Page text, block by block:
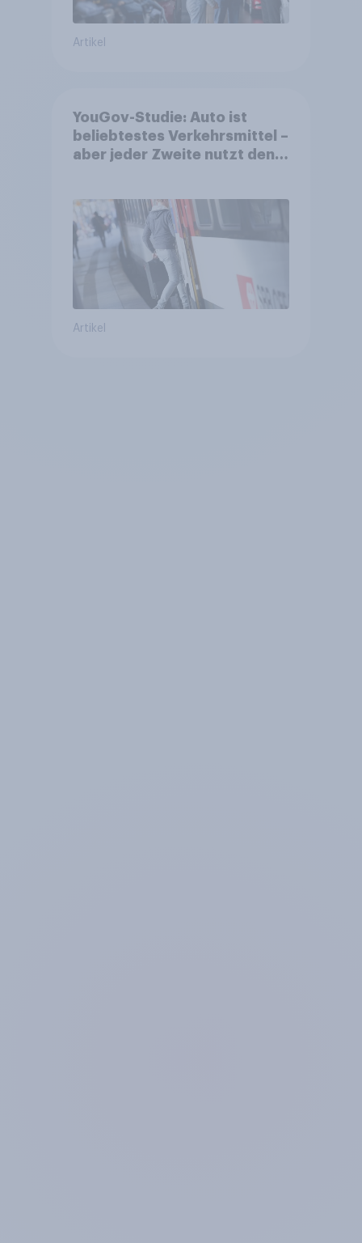
Artikel
YouGov-Studie: Auto ist
beliebtestes Verkehrsmittel –
aber jeder Zweite nutzt den
Artikel